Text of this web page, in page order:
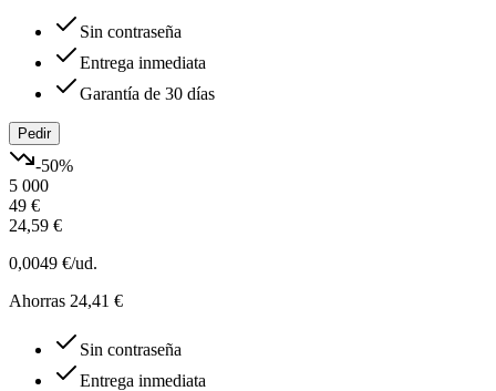
Sin contraseña
Entrega inmediata
Garantía de 30 días
Pedir
-50%
5 000
49 €
24,59 €
0,0049 €/ud.
Ahorras 24,41 €
Sin contraseña
Entrega inmediata